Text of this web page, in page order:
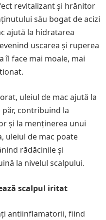
revitalizant și hrănitor
său bogat de acizi
ajută la hidratarea
uscarea și ruperea
îl face mai moale, mai
uleiul de mac ajută la
contribuind la
și la menținerea unui
uleiul de mac poate
rădăcinile și
la nivelul scalpului.
scalpul iritat
antiinflamatorii, fiind